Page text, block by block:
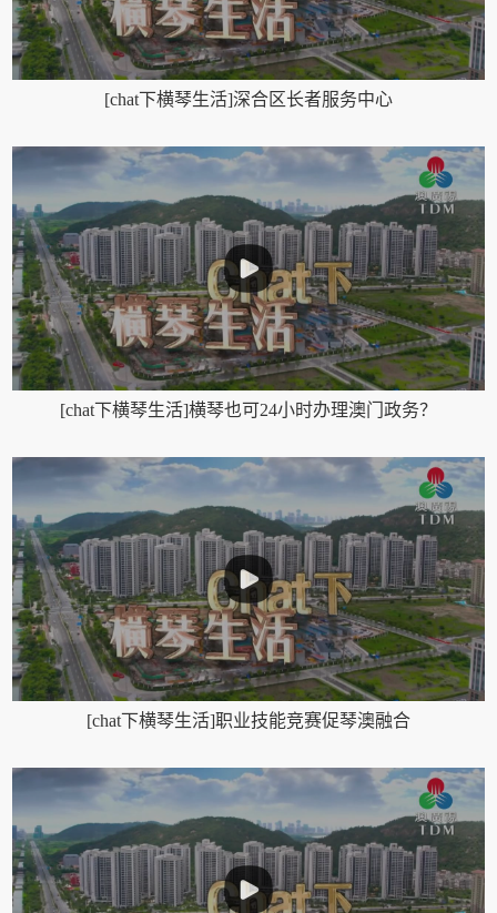
[chat下横琴生活]深合区长者服务中心
[chat下横琴生活]横琴也可24小时办理澳门政务？
[chat下横琴生活]职业技能竞赛促琴澳融合